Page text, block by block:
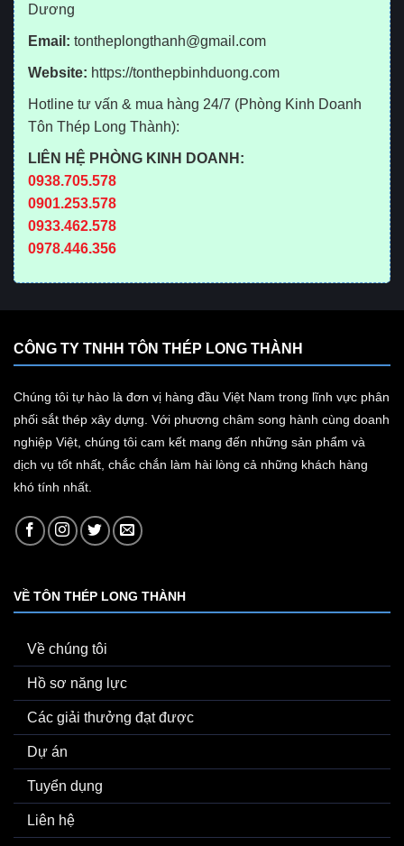
Dương
Email: tontheplongthanh@gmail.com
Website: https://tonthepbinhduong.com
Hotline tư vấn & mua hàng 24/7 (Phòng Kinh Doanh
Tôn Thép Long Thành):
LIÊN HỆ PHÒNG KINH DOANH:
0938.705.578
0901.253.578
0933.462.578
0978.446.356
CÔNG TY TNHH TÔN THÉP LONG THÀNH
Chúng tôi tự hào là đơn vị hàng đầu Việt Nam trong lĩnh vực phân
phối sắt thép xây dựng. Với phương châm song hành cùng doanh
nghiệp Việt, chúng tôi cam kết mang đến những sản phẩm và
dịch vụ tốt nhất, chắc chắn làm hài lòng cả những khách hàng
khó tính nhất.
VỀ TÔN THÉP LONG THÀNH
Về chúng tôi
Hồ sơ năng lực
Các giải thưởng đạt được
Dự án
Tuyển dụng
Liên hệ